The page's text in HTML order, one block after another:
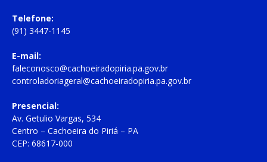
Telefone:
(91) 3447-1145
E-mail:
faleconosco@cachoeiradopiria.pa.gov.br
controladoriageral@cachoeiradopiria.pa.gov.br
Presencial:
Av. Getulio Vargas, 534
Centro – Cachoeira do Piriá – PA
CEP: 68617-000